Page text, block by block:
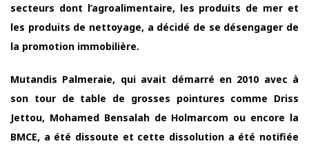
secteurs dont l’agroalimentaire, les produits de mer et
les produits de nettoyage, a décidé de se désengager de
la promotion immobilière.
Mutandis Palmeraie, qui avait démarré en 2010 avec à
son tour de table de grosses pointures comme Driss
Jettou, Mohamed Bensalah de Holmarcom ou encore la
BMCE, a été dissoute et cette dissolution a été notifiée